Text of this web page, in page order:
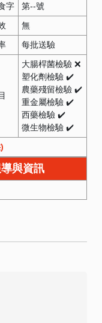
字 第--號
無
每批送驗
大腸桿菌檢驗 ❌
塑化劑檢驗 ✔️
農藥殘留檢驗 ✔️
重金屬檢驗 ✔️
西藥檢驗 ✔️
微生物檢驗 ✔️
與資訊